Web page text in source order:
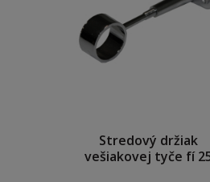
Stredový držiak
vešiakovej tyče fí